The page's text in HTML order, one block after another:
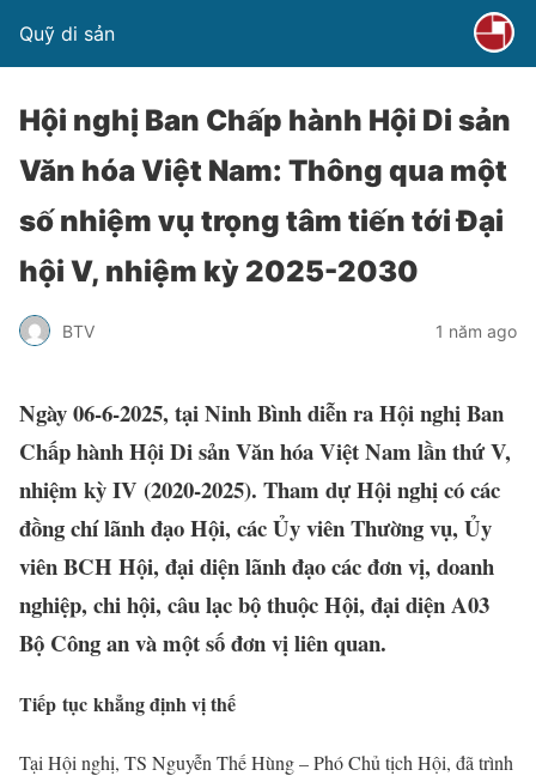
Quỹ di sản
Hội nghị Ban Chấp hành Hội Di sản
Văn hóa Việt Nam: Thông qua một
số nhiệm vụ trọng tâm tiến tới Đại
hội V, nhiệm kỳ 2025-2030
BTV 1 năm ago
Ngày 06-6-2025, tại Ninh Bình diễn ra Hội nghị Ban
Chấp hành Hội Di sản Văn hóa Việt Nam lần thứ V,
nhiệm kỳ IV (2020-2025). Tham dự Hội nghị có các
đồng chí lãnh đạo Hội, các Ủy viên Thường vụ, Ủy
viên BCH Hội, đại diện lãnh đạo các đơn vị, doanh
nghiệp, chi hội, câu lạc bộ thuộc Hội, đại diện A03
Bộ Công an và một số đơn vị liên quan.
Tiếp tục khẳng định vị thế
Tại Hội nghị, TS Nguyễn Thế Hùng – Phó Chủ tịch Hội, đã trình